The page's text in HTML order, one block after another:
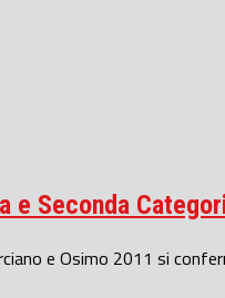
e Seconda
e Osimo 2011 si